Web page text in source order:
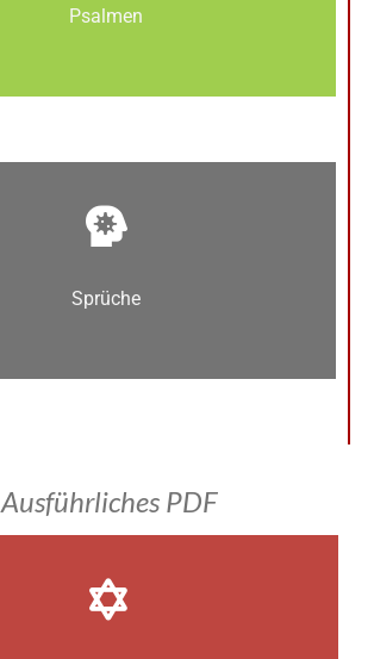
Psalmen
Sprüche
Ausführliches PDF